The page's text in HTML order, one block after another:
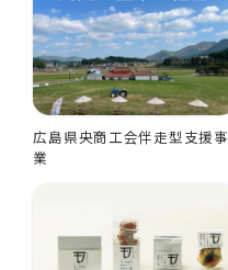
広島県央商工会伴走型支援事
業